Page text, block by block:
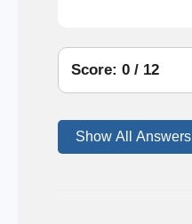
Score: 0 / 12
Show All Answers